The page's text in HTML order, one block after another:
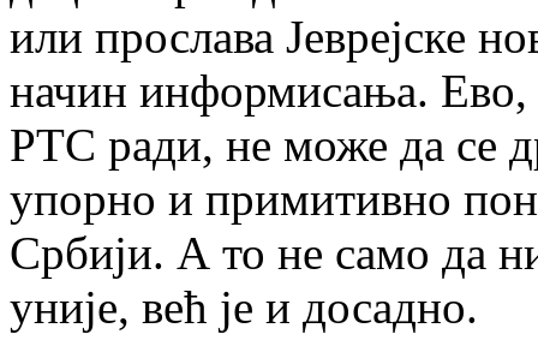
или прослава Јеврејске
начин информисања. Ево,
РТС ради, не може да се
упорно и примитивно
Србији. А то не само да
уније, већ је и досадно.